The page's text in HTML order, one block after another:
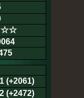
☆☆
(+2061)
(+2472)